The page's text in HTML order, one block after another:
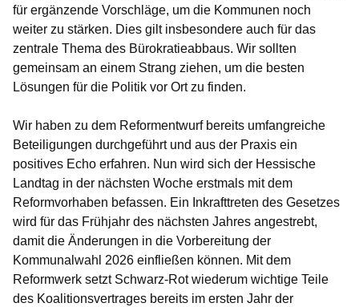
für ergänzende Vorschläge, um die Kommunen noch
weiter zu stärken. Dies gilt insbesondere auch für das
zentrale Thema des Bürokratieabbaus. Wir sollten
gemeinsam an einem Strang ziehen, um die besten
Lösungen für die Politik vor Ort zu finden.
Wir haben zu dem Reformentwurf bereits umfangreiche
Beteiligungen durchgeführt und aus der Praxis ein
positives Echo erfahren. Nun wird sich der Hessische
Landtag in der nächsten Woche erstmals mit dem
Reformvorhaben befassen. Ein Inkrafttreten des Gesetzes
wird für das Frühjahr des nächsten Jahres angestrebt,
damit die Änderungen in die Vorbereitung der
Kommunalwahl 2026 einfließen können. Mit dem
Reformwerk setzt Schwarz-Rot wiederum wichtige Teile
des Koalitionsvertrages bereits im ersten Jahr der